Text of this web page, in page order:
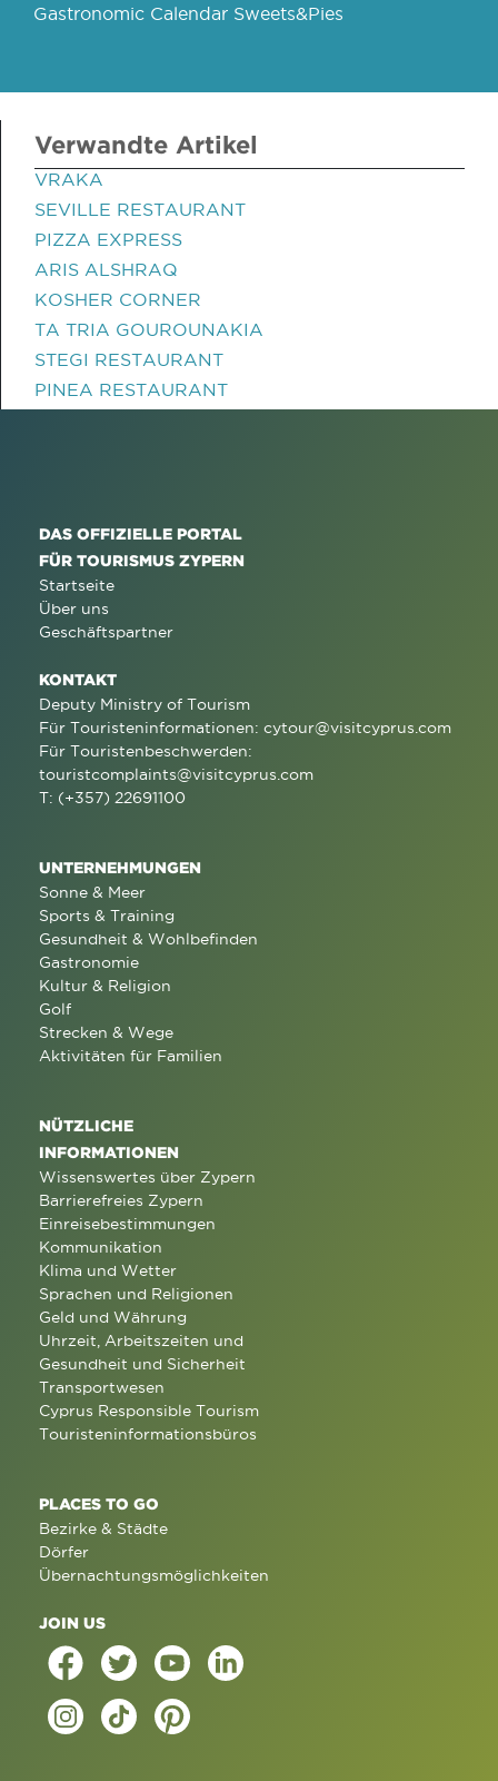
Gastronomic Calendar Sweets&Pies
Verwandte Artikel
VRAKA
SEVILLE RESTAURANT
PIZZA EXPRESS
ARIS ALSHRAQ
KOSHER CORNER
TA TRIA GOUROUNAKIA
STEGI RESTAURANT
PINEA RESTAURANT
DAS OFFIZIELLE PORTAL
FÜR TOURISMUS ZYPERN
Startseite
Über uns
Geschäftspartner
KONTAKT
Deputy Ministry of Tourism
Für Touristeninformationen: cytour@visitcyprus.com
Für Touristenbeschwerden:
touristcomplaints@visitcyprus.com
T: (+357) 22691100
UNTERNEHMUNGEN
Sonne & Meer
Sports & Training
Gesundheit & Wohlbefinden
Gastronomie
Kultur & Religion
Golf
Strecken & Wege
Aktivitäten für Familien
NÜTZLICHE
INFORMATIONEN
Wissenswertes über Zypern
Barrierefreies Zypern
Einreisebestimmungen
Kommunikation
Klima und Wetter
Sprachen und Religionen
Geld und Währung
Uhrzeit, Arbeitszeiten und
Gesundheit und Sicherheit
Transportwesen
Cyprus Responsible Tourism
Touristeninformationsbüros
PLACES TO GO
Bezirke & Städte
Dörfer
Übernachtungsmöglichkeiten
JOIN US